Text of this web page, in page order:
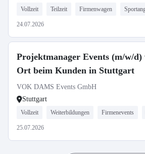
Vollzeit Teilzeit Firmenwagen
24.07.2026
Projektmanager Events (m/w/d)
Ort beim Kunden in Stuttgart
VOK DAMS Events GmbH
Stuttgart
Vollzeit Weiterbildungen Firmenevents
25.07.2026